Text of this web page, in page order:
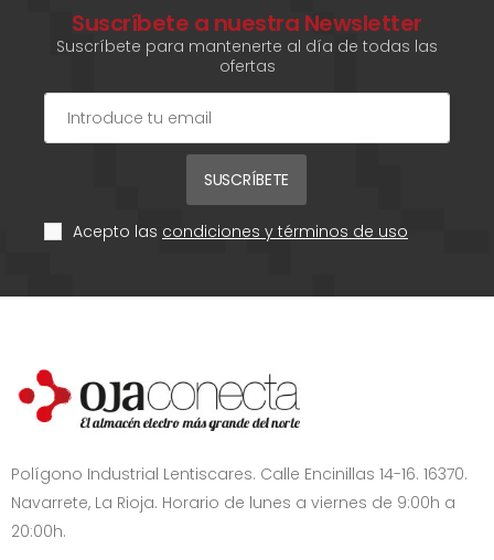
Suscríbete a nuestra Newsletter
Suscríbete para mantenerte al día de todas las
ofertas
SUSCRÍBETE
Acepto las condiciones y términos de uso
Polígono Industrial Lentiscares. Calle Encinillas 14-16. 16370.
Navarrete, La Rioja. Horario de lunes a viernes de 9:00h a
20:00h.